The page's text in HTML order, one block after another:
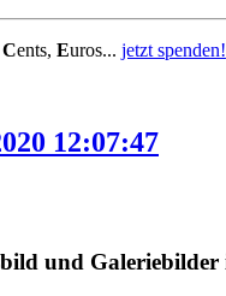
Cents, Euros... jetzt spenden!
12:07:47
und